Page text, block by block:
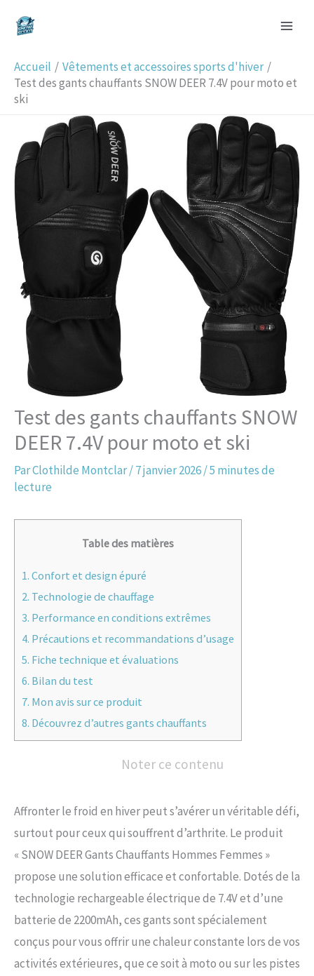
Accueil
Vêtements et accessoires sports d'hiver
Test des gants chauffants SNOW DEER 7.4V pour moto et
ski
Test des gants chauffants SNOW
DEER 7.4V pour moto et ski
ParClothilde Montclar/7 janvier 2026/5 minutes de
lecture
Table des matières
1. Confort et design épuré
2. Technologie de chauffage
3. Performance en conditions extrêmes
4. Précautions et recommandations d’usage
5. Fiche technique et évaluations
6. Bilan du test
7. Mon avis sur ce produit
8. Découvrez d’autres gants chauffants
Noter ce contenu
Affronter le froid en hiver peut s’avérer un véritable défi,
surtout pour ceux qui souffrent d’arthrite. Le produit
« SNOW DEER Gants Chauffants Hommes Femmes »
propose une solution efficace et confortable. Dotés de la
technologie rechargeable électrique de 7.4V et d’une
batterie de 2200mAh, ces gants sont spécialement
conçus pour vous offrir une chaleur constante lors de vos
activités extérieures, que ce soit à moto ou sur les pistes
e
c
h
e
c
h
e
r